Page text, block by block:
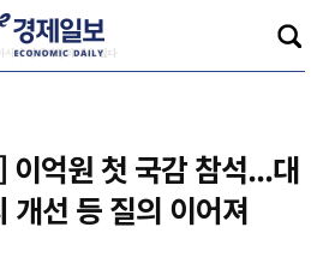
억원 첫 국감 참석...대
개선 등 질의 이어져